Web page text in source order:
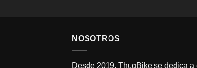
NOSOTROS
Desde 2019, ThugBike se dedica